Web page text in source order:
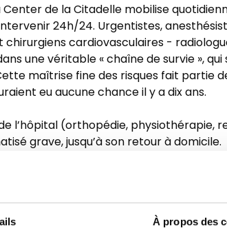
À propos des
de la Citadelle mobilise
24h/24. Urgentistes,
cardiovasculaires -
une véritable « chaîne de survie », qui
maîtrise fine des risques fait partie
eu aucune chance il y a dix ans.
l’hôpital (orthopédie, physiothérapie,
grave, jusqu’à son retour à domicile.
d’apprentissage permanent »,
mannequins haute fidélité, suivies de
hôpitaux de la province et de la
pointe et d’enregistrer des résultats